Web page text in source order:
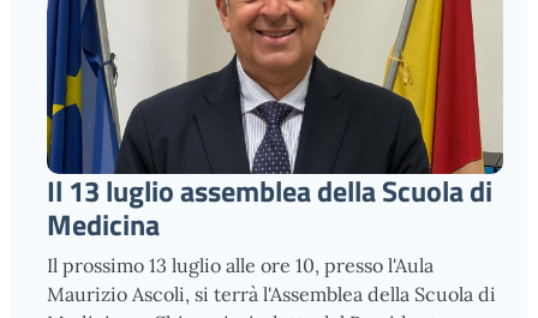
Il 13 luglio assemblea della Scuola di
Medicina
Il prossimo 13 luglio alle ore 10, presso l'Aula
Maurizio Ascoli, si terrà l'Assemblea della Scuola di